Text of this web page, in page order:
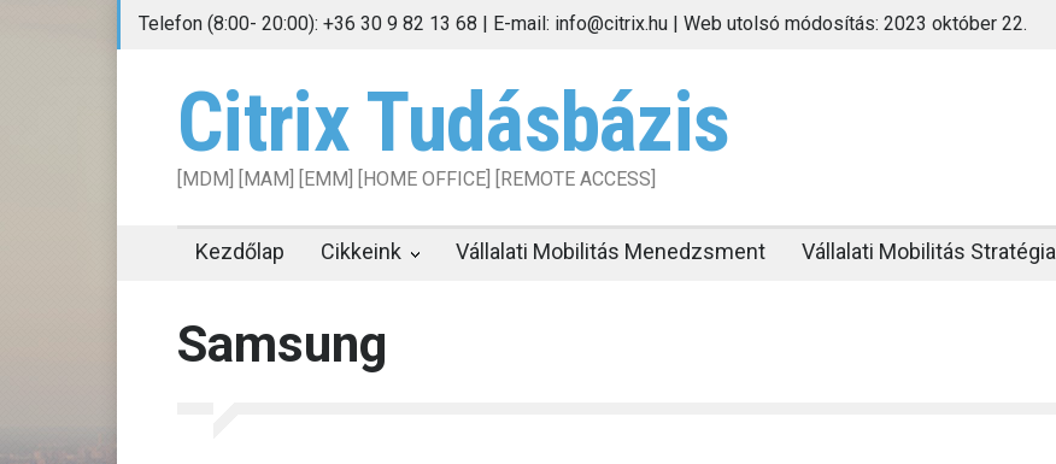
Telefon (8:00- 20:00): +36 30 9 82 13 68 | E-mail: info@citrix.hu | Web utolsó módosítás: 2023 október 22.
Citrix Tudásbázis
[MDM] [MAM] [EMM] [HOME OFFICE] [REMOTE ACCESS]
Kezdőlap Cikkeink Vállalati Mobilitás Menedzsment Vállalati Mobilitás Stratégia
Samsung